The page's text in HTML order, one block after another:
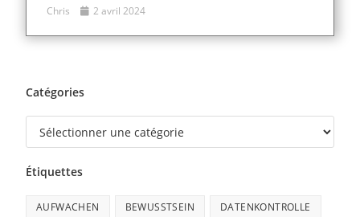
Chris 2 avril 2024
Catégories
Étiquettes
AUFWACHEN BEWUSSTSEIN DATENKONTROLLE